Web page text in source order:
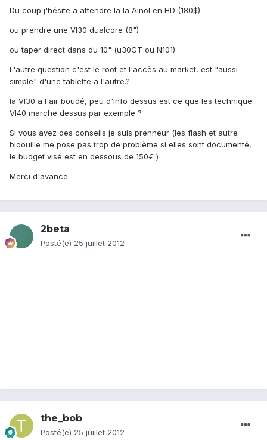
Du coup j'hésite a attendre la la Ainol en HD (180$)
ou prendre une VI30 dualcore (8")
ou taper direct dans du 10" (u30GT ou N101)
L'autre question c'est le root et l'accès au market, est "aussi
simple" d'une tablette a l'autre.?
la VI30 a l'air boudé, peu d'info dessus est ce que les technique
VI40 marche dessus par exemple ?
Si vous avez des conseils je suis prenneur (les flash et autre
bidouille me pose pas trop de problème si elles sont documenté,
le budget visé est en dessous de 150€ )
Merci d'avance
2beta
Posté(e) 25 juillet 2012
the_bob
Posté(e) 25 juillet 2012